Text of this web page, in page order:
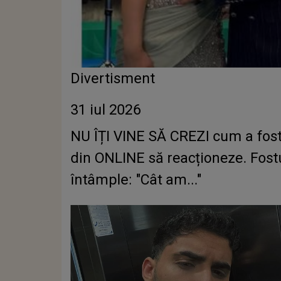
Divertisment
31 iul 2026
NU ÎȚI VINE SĂ CREZI cum a
din ONLINE să reacționeze.
întâmple: "Cât am..."